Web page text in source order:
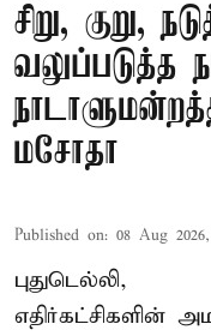
சிறு, குறு,
வலுப்படுத்த
மசோதா
Published on: 08 Aug
புதுடெல்லி,
எதிர்கட்சிகளின்